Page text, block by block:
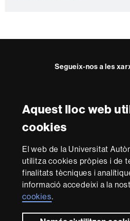
Aquest lloc web
cookies
El web de la Universitat
utilitza cookies pròpies i de
finalitats tècniques i
informació accedeixi a la
cookies.
c
Segueix-nos a les
Reconeixement
Amb el
Sobre